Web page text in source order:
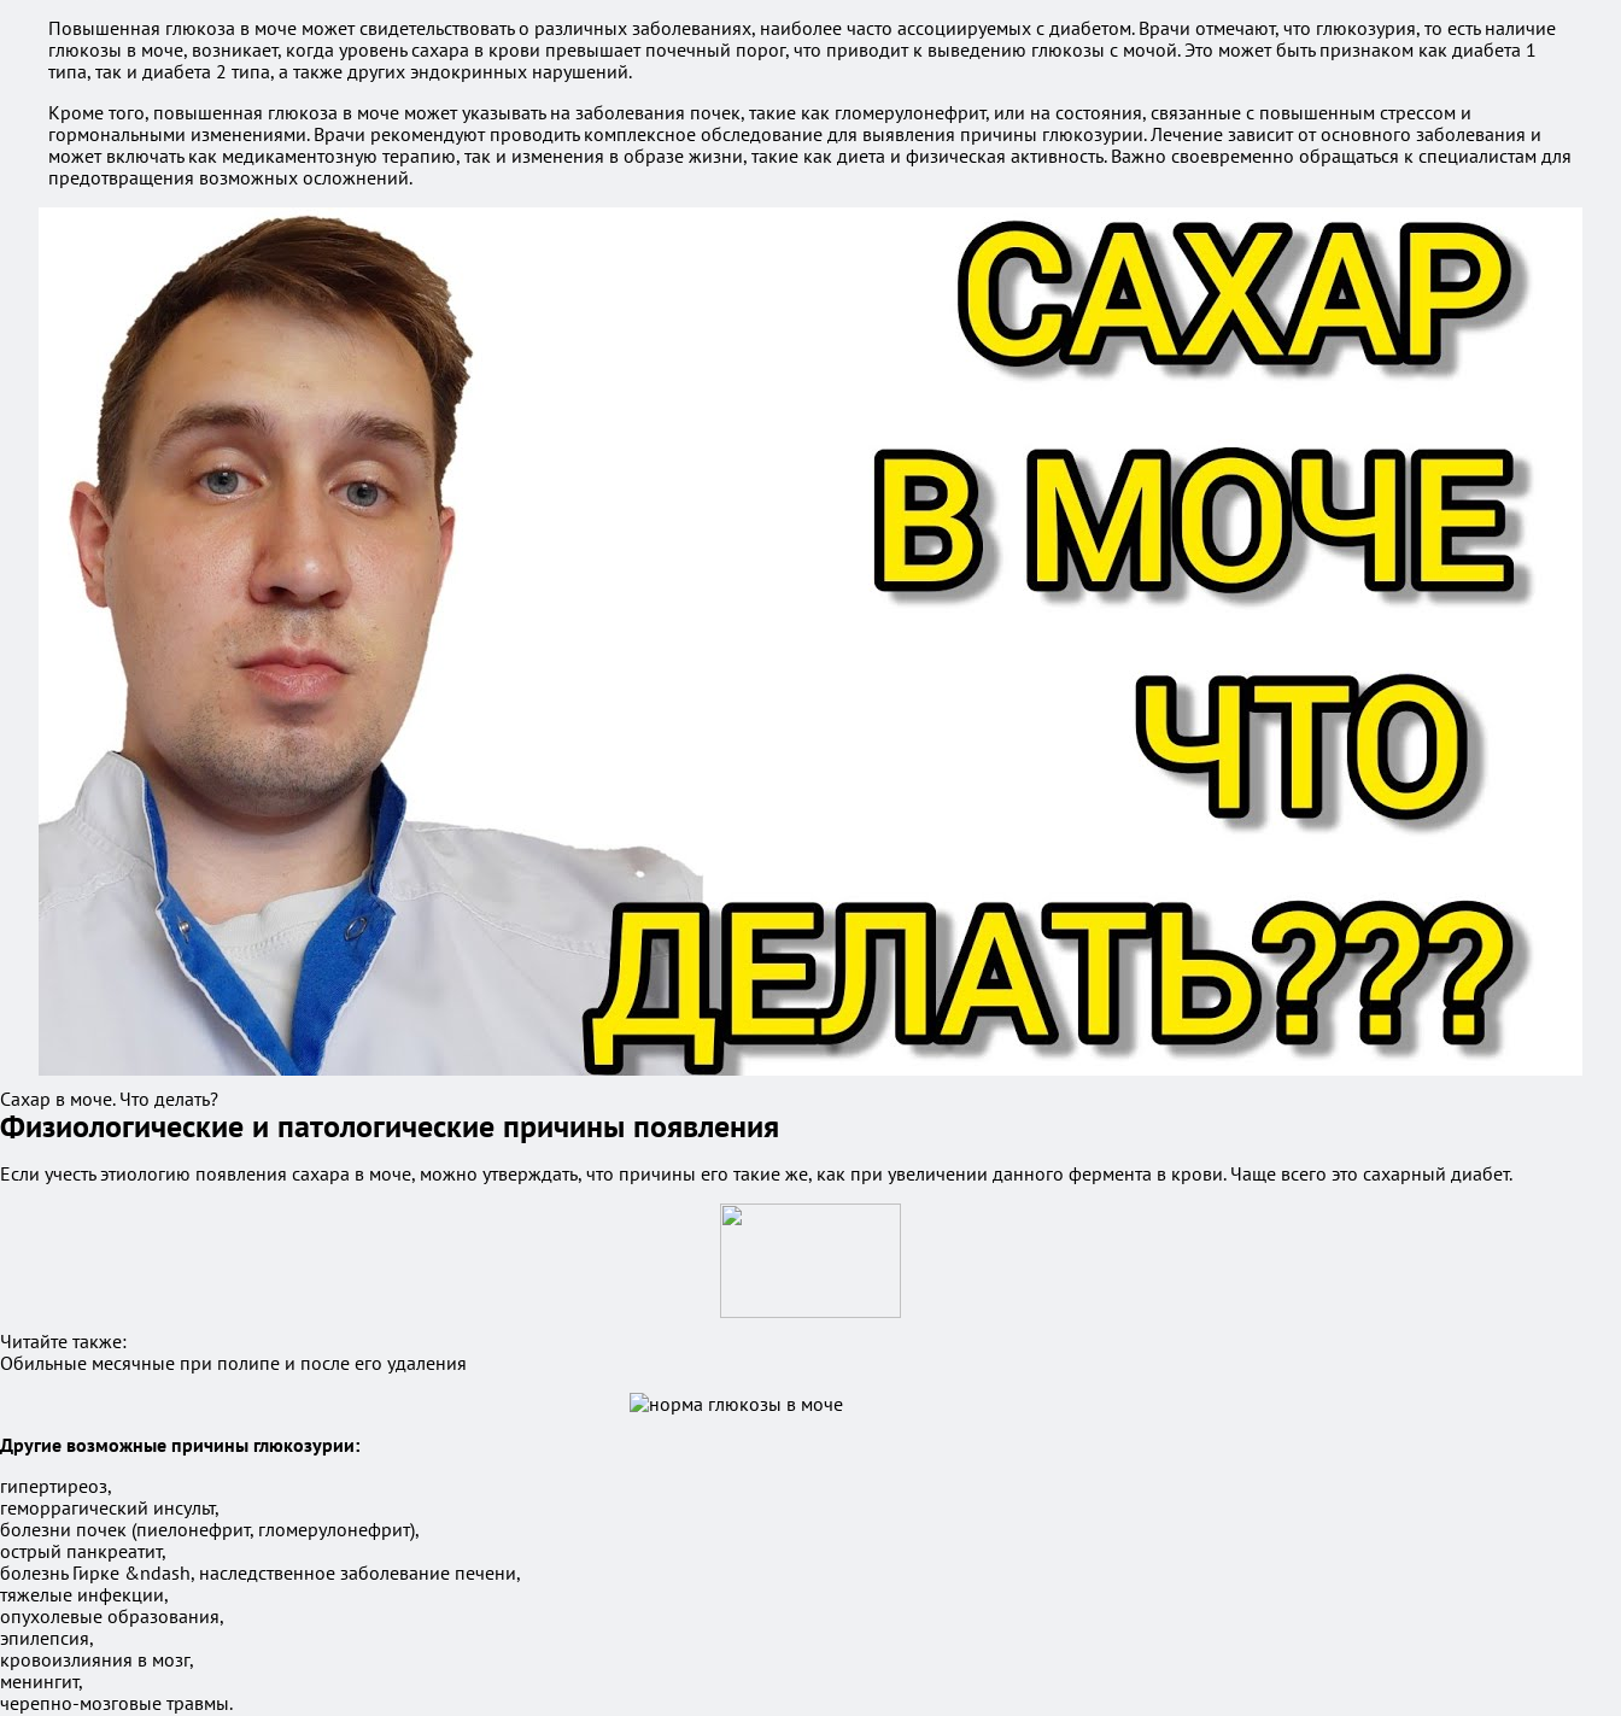
Повышенная глюкоза в моче может свидетельствовать о различных заболеваниях, наиболее часто ассоциируемых с диабетом. Врачи отмечают, что глюкозурия, то есть наличие
глюкозы в моче, возникает, когда уровень сахара в крови превышает почечный порог, что приводит к выведению глюкозы с мочой. Это может быть признаком как диабета 1
типа, так и диабета 2 типа, а также других эндокринных нарушений.
Кроме того, повышенная глюкоза в моче может указывать на заболевания почек, такие как гломерулонефрит, или на состояния, связанные с повышенным стрессом и
гормональными изменениями. Врачи рекомендуют проводить комплексное обследование для выявления причины глюкозурии. Лечение зависит от основного заболевания и
может включать как медикаментозную терапию, так и изменения в образе жизни, такие как диета и физическая активность. Важно своевременно обращаться к специалистам для
предотвращения возможных осложнений.
Сахар в моче. Что делать?
Физиологические и патологические причины появления
Если учесть этиологию появления сахара в моче, можно утверждать, что причины его такие же, как при увеличении данного фермента в крови. Чаще всего это сахарный диабет.
Читайте также:
Обильные месячные при полипе и после его удаления
Другие возможные причины глюкозурии:
гипертиреоз,
геморрагический инсульт,
болезни почек (пиелонефрит, гломерулонефрит),
острый панкреатит,
болезнь Гирке &ndash, наследственное заболевание печени,
тяжелые инфекции,
опухолевые образования,
эпилепсия,
кровоизлияния в мозг,
менингит,
черепно-мозговые травмы.